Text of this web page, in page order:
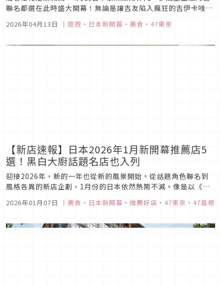
聯名都選在此時盛大開幕！無論是讓吉友陷入瘋狂的吉伊卡哇烘
霸氣登場，都讓4月的日本之旅驚喜連連。加上京都圓山公園充
2026年04月13日 ｜ 旅遊 、 日本新開幕 、 美食 、 47東京
【新店速報】日本2026年1月新開幕推薦店5
選！黑白大廚話題名店也入列
迎接2026年，新的一年也從新的風景開始。從話題角色聯名到
風格各異的新店企劃，1月份的日本依然熱鬧不減。像是以《海
同時也有主打抹茶、甜點與話題伴手禮的新品牌陸續開幕。無論
口袋名單。
2026年01月07日 ｜ 美食 、 日本新開幕 、 推薦好店 、 47東京 、 47島根